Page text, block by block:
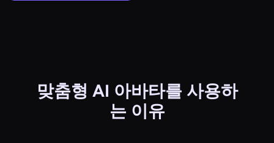
맞춤형 AI 아바타를 사용하
는 이유